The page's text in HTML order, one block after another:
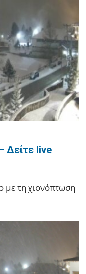
Δείτε live
με τη χιονόπτωση